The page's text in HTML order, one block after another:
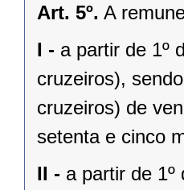
Art. 5º. A
I - a partir de 1º
cruzeiros),
cruzeiros) de
setenta e cinco
II - a partir de